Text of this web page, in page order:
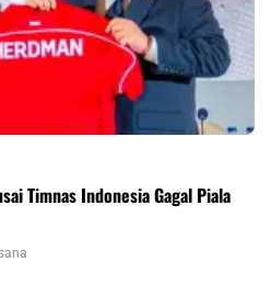
Timnas Indonesia Gagal Piala